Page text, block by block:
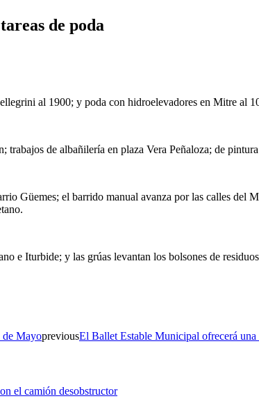
de poda
al 1900; y poda con hidroelevadores en Mitre al
trabajos de albañilería en plaza Vera Peñaloza; de
Güemes; el barrido manual avanza por las calles
e Iturbide; y las grúas levantan los bolsones de
de MayopreviousEl Ballet Estable Municipal ofrecerá